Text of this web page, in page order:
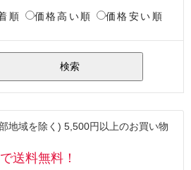
順 価格高い順 価格安い順
検索
地域を除く) 5,500円以上のお買い物
で送料無料！